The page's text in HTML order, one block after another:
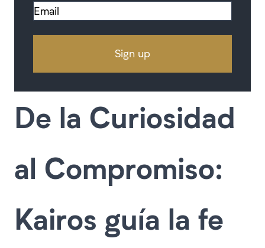
De la Curiosidad
al Compromiso:
Kairos guía la fe